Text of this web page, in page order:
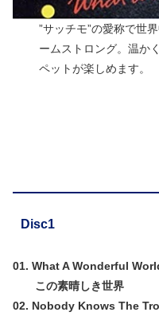
”サッチモ”の愛称で世
ームストロング。温か
ペットが楽しめます。
Disc1
01. What A Wonderful
この素晴しき世界
02. Nobody Knows The